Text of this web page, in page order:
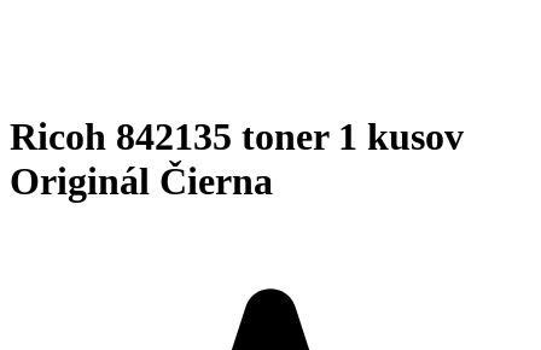
Ricoh 842135 toner 1 kusov
Originál Čierna